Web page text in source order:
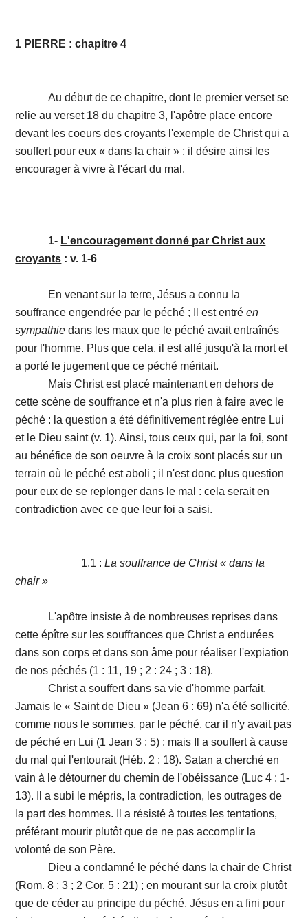
1 PIERRE : chapitre 4
Au début de ce chapitre, dont le premier verset se
relie au verset 18 du chapitre 3, l'apôtre place encore
devant les coeurs des croyants l'exemple de Christ qui a
souffert pour eux « dans la chair » ; il désire ainsi les
encourager à vivre à l'écart du mal.
1- L'encouragement donné par Christ aux
croyants : v. 1-6
En venant sur la terre, Jésus a connu la
souffrance engendrée par le péché ; Il est entréen
sympathie dans les maux que le péché avait entraînés
pour l'homme. Plus que cela, il est allé jusqu'à la mort et
a porté le jugement que ce péché méritait.
Mais Christ est placé maintenant en dehors de
cette scène de souffrance et n'a plus rien à faire avec le
péché : la question a été définitivement réglée entre Lui
et le Dieu saint (v. 1). Ainsi, tous ceux qui, par la foi, sont
au bénéfice de son oeuvre à la croix sont placés sur un
terrain où le péché est aboli ; il n'est donc plus question
pour eux de se replonger dans le mal : cela serait en
contradiction avec ce que leur foi a saisi.
1.1 :La souffrance de Christ « dans la
chair »
L'apôtre insiste à de nombreuses reprises dans
cette épître sur les souffrances que Christ a endurées
dans son corps et dans son âme pour réaliser l'expiation
de nos péchés (1 : 11, 19 ; 2 : 24 ; 3 : 18).
Christ a souffert dans sa vie d'homme parfait.
Jamais le « Saint de Dieu » (Jean 6 : 69) n'a été sollicité,
comme nous le sommes, par le péché, car il n'y avait pas
de péché en Lui (1 Jean 3 : 5) ; mais Il a souffert à cause
du mal qui l'entourait (Héb. 2 : 18). Satan a cherché en
vain à le détourner du chemin de l'obéissance (Luc 4 : 1-
13). Il a subi le mépris, la contradiction, les outrages de
la part des hommes. Il a résisté à toutes les tentations,
préférant mourir plutôt que de ne pas accomplir la
volonté de son Père.
Dieu a condamné le péché dans la chair de Christ
(Rom. 8 : 3 ; 2 Cor. 5 : 21) ; en mourant sur la croix plutôt
que de céder au principe du péché, Jésus en a fini pour